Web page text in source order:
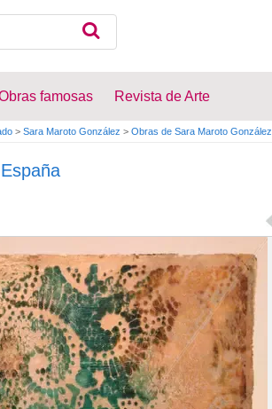
famosas Revista de Arte
> Sara Maroto González > Obras de Sara Maroto González
España